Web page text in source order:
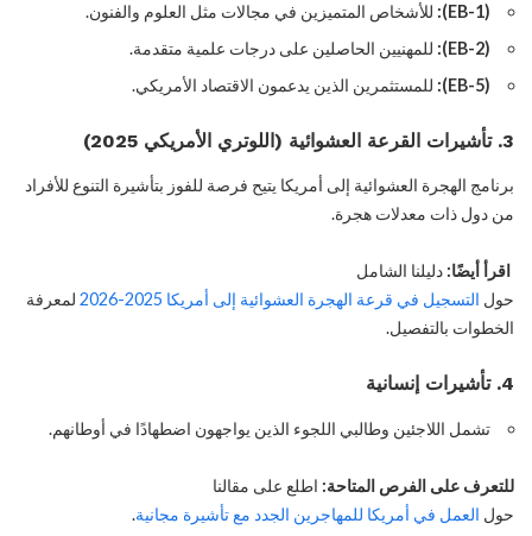
(EB-1):
للأشخاص المتميزين في مجالات مثل العلوم والفنون.
(EB-2):
للمهنيين الحاصلين على درجات علمية متقدمة.
(EB-5):
للمستثمرين الذين يدعمون الاقتصاد الأمريكي.
3. تأشيرات القرعة العشوائية (اللوتري الأمريكي 2025)
برنامج الهجرة العشوائية إلى أمريكا يتيح فرصة للفوز بتأشيرة التنوع للأفراد
من دول ذات معدلات هجرة.
اقرأ أيضًا: دليلنا الشامل
حول التسجيل في قرعة الهجرة العشوائية إلى أمريكا 2025-2026
لمعرفة
الخطوات بالتفصيل.
4. تأشيرات إنسانية
تشمل اللاجئين وطالبي اللجوء الذين يواجهون اضطهادًا في أوطانهم.
للتعرف على الفرص المتاحة: اطلع على مقالنا
حول العمل في أمريكا للمهاجرين الجدد مع تأشيرة مجانية.